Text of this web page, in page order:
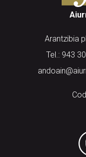
Arantzibia
Tel.: 943